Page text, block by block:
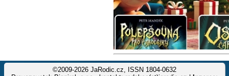
©2009-2026 JaRodic.cz, ISSN 1804-0632